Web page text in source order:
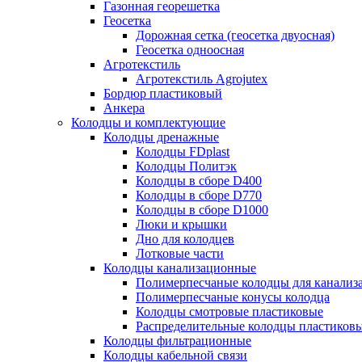
Газонная георешетка
Геосетка
Дорожная сетка (геосетка двуосная)
Геосетка одноосная
Агротекстиль
Агротекстиль Agrojutex
Бордюр пластиковый
Анкера
Колодцы и комплектующие
Колодцы дренажные
Колодцы FDplast
Колодцы Политэк
Колодцы в сборе D400
Колодцы в сборе D770
Колодцы в сборе D1000
Люки и крышки
Дно для колодцев
Лотковые части
Колодцы канализационные
Полимерпесчаные колодцы для
Полимерпесчаные конусы колодца
Колодцы смотровые пластиковые
Распределительные колодцы
Колодцы фильтрационные
Колодцы кабельной связи